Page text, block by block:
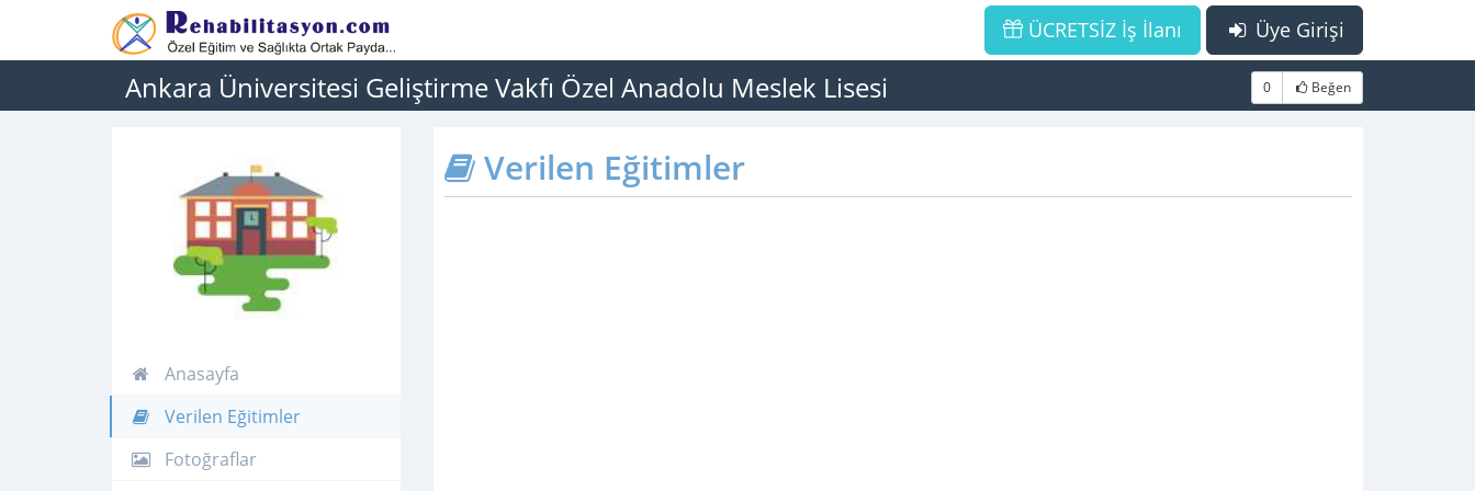
Üye Girişi
ÜCRETSİZ İş İlanı
Ankara Üniversitesi Geliştirme Vakfı Özel Anadolu Meslek Lisesi 0 Beğen
Anasayfa
Verilen Eğitimler
Fotoğraflar
Verilen Eğitimler